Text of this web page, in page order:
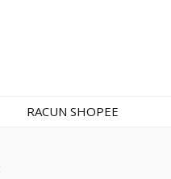
RACUN SHOPEE